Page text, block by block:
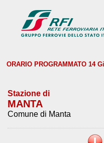
ORARIO PROGRAMMATO 14
Stazione di
MANTA
Comune di Manta